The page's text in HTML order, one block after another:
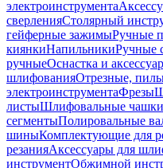
электроинструмента
сверленияСтолярный
гейферные зажимыРучные
киянкиНапильникиРучные
ручныеОснастка и
шлифованияОтрезные,
электроинструментаФрезы
листыШлифовальные чашки
сегментыПолировальные
шиныКомплектующие для
резанияАксессуары для
инструментОбжимной